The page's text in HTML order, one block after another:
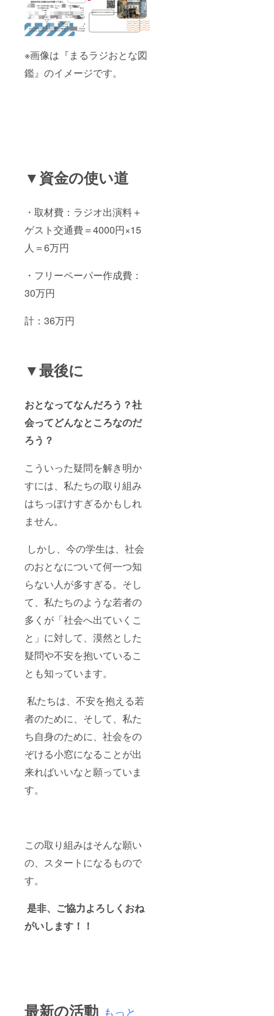
※画像は『まるラジおとな図
鑑』のイメージです。
▼資金の使い道
・取材費：ラジオ出演料＋
ゲスト交通費＝4000円×15
人＝6万円
・フリーペーパー作成費：
30万円
計：36万円
▼最後に
おとなってなんだろう？社
会ってどんなところなのだ
ろう？
こういった疑問を解き明か
すには、私たちの取り組み
はちっぽけすぎるかもしれ
ません。
しかし、今の学生は、社会
のおとなについて何一つ知
らない人が多すぎる。そし
て、私たちのような若者の
多くが「社会へ出ていくこ
と」に対して、漠然とした
疑問や不安を抱いているこ
とも知っています。
私たちは、不安を抱える若
者のために、そして、私た
ち自身のために、社会をの
ぞける小窓になることが出
来ればいいなと願っていま
す。
この取り組みはそんな願い
の、スタートになるもので
す。
是非、ご協力よろしくおね
がいします！！
最新の活動 もっと